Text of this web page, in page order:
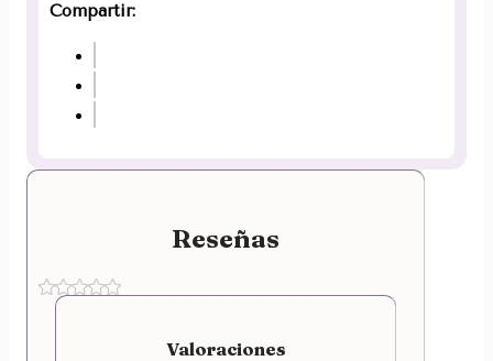
Compartir:
Reseñas
Valoraciones